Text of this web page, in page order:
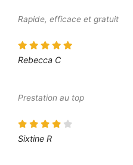
Rapide, efficace et gratuit
Rebecca C
Prestation au top
Sixtine R